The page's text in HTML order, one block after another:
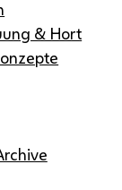
& Hort